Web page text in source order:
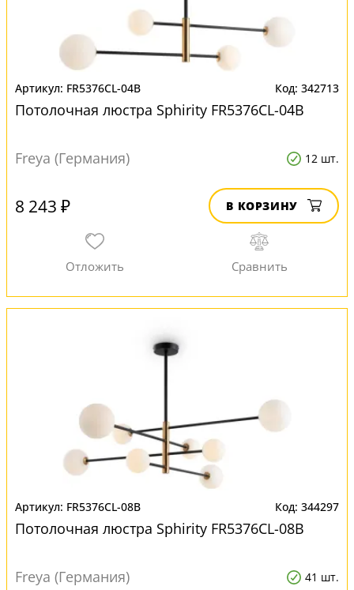
FR5376CL-04B 342713
Потолочная люстра Sphirity FR5376CL-04B
Freya (Германия) 12 шт.
8 243 ₽ В КОРЗИНУ
FR5376CL-08B 344297
Потолочная люстра Sphirity FR5376CL-08B
Freya (Германия) 41 шт.